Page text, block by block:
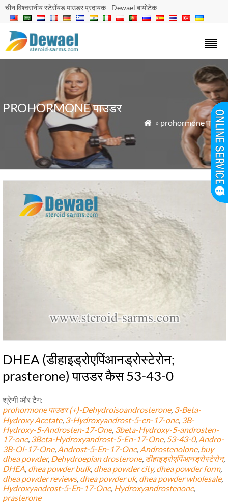
चीन विश्वसनीय स्टेरॉयड पाउडर प्रदायक - Dewael बायोटेक
PROHORMONE पाउडर
 » prohormone पाउडर
DHEA (डीहाइड्रोएपिंआनड्रोस्टेरोन;
prasterone) पाउडर कैस 53-43-0
श्रेणी और टैग:
prohormone पाउडर (+)-Dehydroisoandrosterone, 3-Beta-
Hydroxy Acetate, 3-Hydroxyandrost-5-en-17-one, 3B-
Hydroxy-5-Androsten-17-One, 3beta-Hydroxy-5-androsten-
17-one, 3Beta-Hydroxyandrost-5-En-17-One, 53-43-0, Andro-
3B-Ol-17-One, Androst-5-En-17-One, Androstenolone, buy
dhea powder, Dehydroepian drosterone, डीहाइड्रोएपिंआनड्रोस्टेरोन,
DHEA, dhea powder bulk, dhea powder city, dhea powder form,
dhea powder reviews, dhea powder uk, dhea powder wholesale,
Hydroxyandrost-5-En-17-One, Hydroxyandrostenone,
prasterone